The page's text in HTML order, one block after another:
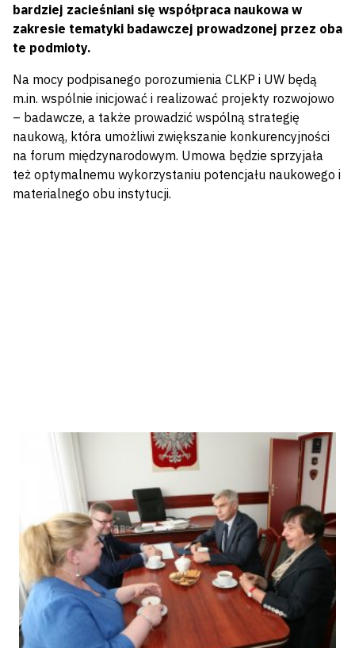
bardziej zacieśniani się współpraca naukowa w
zakresie tematyki badawczej prowadzonej przez oba
te podmioty.
Na mocy podpisanego porozumienia CLKP i UW będą
m.in. wspólnie inicjować i realizować projekty rozwojowo
– badawcze, a także prowadzić wspólną strategię
naukową, która umożliwi zwiększanie konkurencyjności
na forum międzynarodowym. Umowa będzie sprzyjała
też optymalnemu wykorzystaniu potencjału naukowego i
materialnego obu instytucji.